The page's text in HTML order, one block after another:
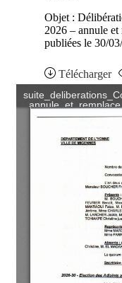
Objet :
2026 – annule et
publiées le 30/
Télécharger